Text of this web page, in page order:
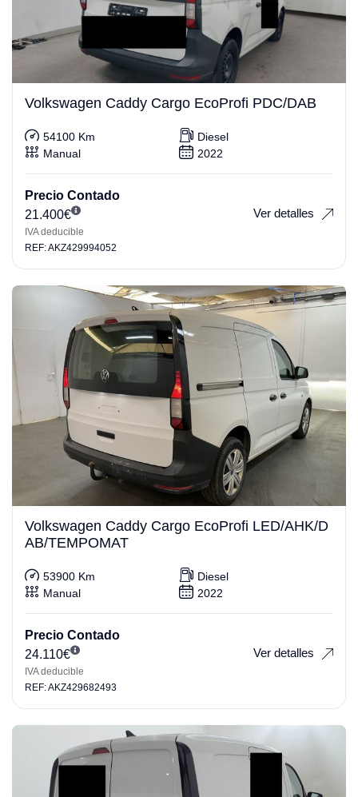
Volkswagen Caddy Cargo EcoProfi PDC/DAB
54100 Km
Diesel
Manual
2022
Precio Contado
21.400€
IVA deducible
Ver detalles
REF: AKZ429994052
Volkswagen Caddy Cargo EcoProfi LED/AHK/D
AB/TEMPOMAT
53900 Km
Diesel
Manual
2022
Precio Contado
24.110€
IVA deducible
Ver detalles
REF: AKZ429682493